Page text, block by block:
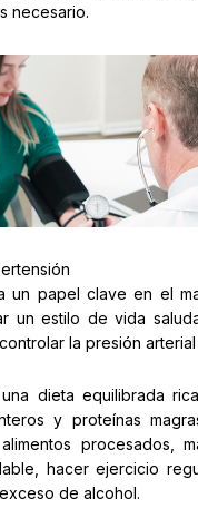
necesario.
un papel clave en el
un estilo de vida
la presión arterial
dieta equilibrada
y proteínas
procesados,
hacer ejercicio
de alcohol.